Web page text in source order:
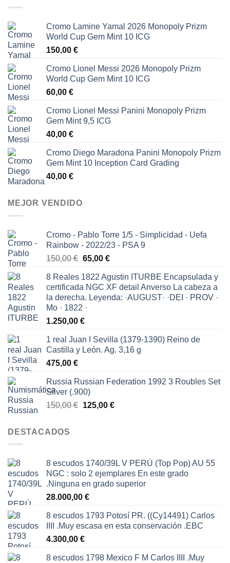
Cromo Lamine Yamal 2026 Monopoly Prizm
World Cup Gem Mint 10 ICG
150,00 €
Cromo Lionel Messi 2026 Monopoly Prizm
World Cup Gem Mint 10 ICG
60,00 €
Cromo Lionel Messi Panini Monopoly Prizm
Gem Mint 9,5 ICG
40,00 €
Cromo Diego Maradona Panini Monopoly Prizm
Gem Mint 10 Inception Card Grading
40,00 €
MEJOR VENDIDO
Cromo - Pablo Torre 1/5 - Simplicidad - Uefa
Rainbow - 2022/23 - PSA 9
150,00€ El
original
era:
150,00 €.
65,00 €El
actual
es:
65,00 €.
8 Reales 1822 Agustin ITURBE Encapsulada y
certificada NGC XF detail Anverso La cabeza a
la derecha. Leyenda: ·AUGUST· ·DEI · PROV ·
Mo · 1822 ·
1.250,00 €
1 real Juan I Sevilla (1379-1390) Reino de
Castilla y León. Ag. 3,16 g
475,00 €
Russia Russian Federation 1992 3 Roubles Set
Silver (.900)
150,00€ El
125,00 €El
DESTACADOS
8 escudos 1740/39L V PERÚ (Top Pop) AU 55
NGC : solo 2 ejemplares En este grado
.Ninguna en grado superior
28.000,00 €
8 escudos 1793 Potosí PR. ((Cy14491) Carlos
IIII .Muy escasa en esta conservación .EBC
4.300,00 €
8 escudos 1798 Mexico F M Carlos IIII .Muy